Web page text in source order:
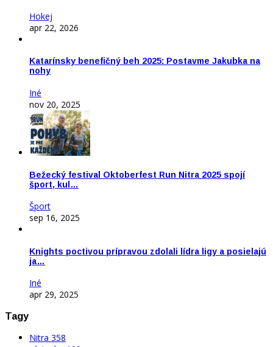
Hokej
apr 22, 2026
Katarínsky benefičný beh 2025: Postavme Jakubka na
nohy
Iné
nov 20, 2025
Bežecký festival Oktoberfest Run Nitra 2025 spojí
šport, kul…
Šport
sep 16, 2025
Knights poctivou prípravou zdolali lídra ligy a posielajú
ja…
Iné
apr 29, 2025
Tagy
Nitra 358